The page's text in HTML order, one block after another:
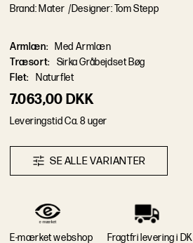
7.063,00 DKK
Leveringstid Ca. 8 uger
Brand: Mater /Designer: Tom Stepp
SEALLEVAR ANTER
Armlæn:
Med Armlæn
Træsort:
Sirka Gråbejdset Bøg
Flet: Naturflet
E-mærket webshop Fragtfri levering i DK